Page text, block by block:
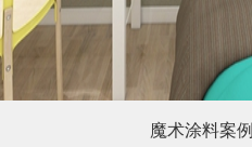
魔术涂料案例